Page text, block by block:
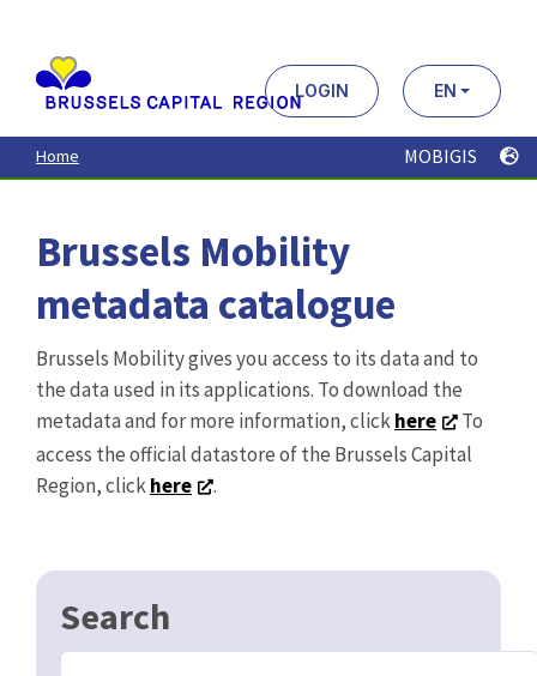
contenu
principal
LOGIN EN
Home MOBIGIS
Brussels Mobility
metadata catalogue
Brussels Mobility gives you access to its data and to
the data used in its applications. To download the
metadata and for more information, clickhere
To
access the official datastore of the Brussels Capital
Region, clickhere .
Search